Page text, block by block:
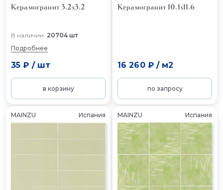
Керамогранит 3.2x3.2
В наличии: 20704 шт
Подробнее
35 ₽ / шт
в корзину
Керамогранит 10.1x11.6
16 260 ₽/ м2
по запросу
MAINZU Испания MAINZU Испания